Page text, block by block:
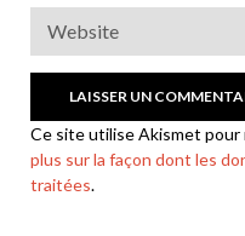
Ce site utilise Akismet pour
plus sur la façon dont les
traitées.